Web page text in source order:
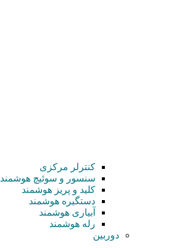
کنترلر مرکزی
سنسور و سوئیچ هوشمند
کلید و پریز هوشمند
دستگیره هوشمند
آبیاری هوشمند
رله هوشمند
دوربین